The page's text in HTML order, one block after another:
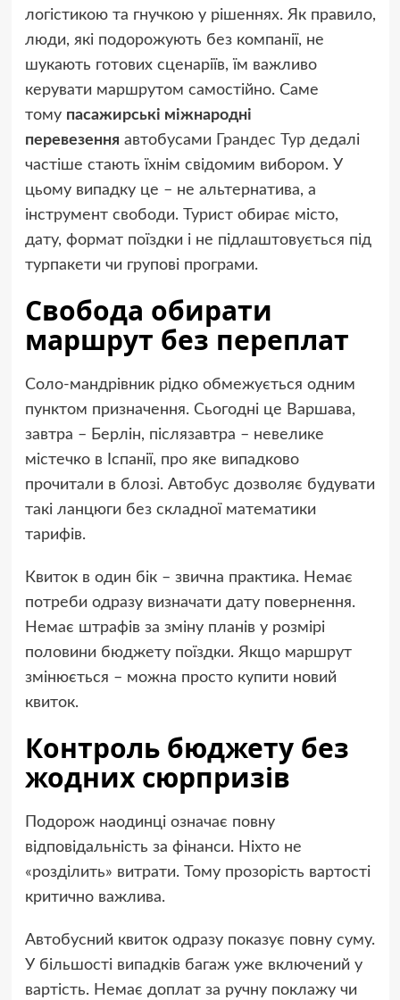
логістикою та гнучкою у рішеннях. Як правило,
люди, які подорожують без компанії, не
шукають готових сценаріїв, їм важливо
керувати маршрутом самостійно. Саме
тому пасажирські міжнародні
перевезення автобусами Грандес Турдедалі
частіше стають їхнім свідомим вибором. У
цьому випадку це – не альтернатива, а
інструмент свободи. Турист обирає місто,
дату, формат поїздки і не підлаштовується під
турпакети чи групові програми.
Свобода обирати
маршрут без переплат
Соло-мандрівник рідко обмежується одним
пунктом призначення. Сьогодні це Варшава,
завтра – Берлін, післязавтра – невелике
містечко в Іспанії, про яке випадково
прочитали в блозі. Автобус дозволяє будувати
такі ланцюги без складної математики
тарифів.
Квиток в один бік – звична практика. Немає
потреби одразу визначати дату повернення.
Немає штрафів за зміну планів у розмірі
половини бюджету поїздки. Якщо маршрут
змінюється – можна просто купити новий
квиток.
Контроль бюджету без
жодних сюрпризів
Подорож наодинці означає повну
відповідальність за фінанси. Ніхто не
«розділить» витрати. Тому прозорість вартості
критично важлива.
Автобусний квиток одразу показує повну суму.
У більшості випадків багаж уже включений у
вартість. Немає доплат за ручну поклажу чи